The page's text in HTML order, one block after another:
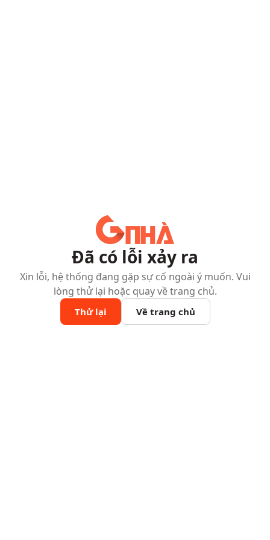
Đã có lỗi xảy ra
Xin lỗi, hệ thống đang gặp sự cố ngoài ý muốn. Vui
lòng thử lại hoặc quay về trang chủ.
Thử lại Về trang chủ